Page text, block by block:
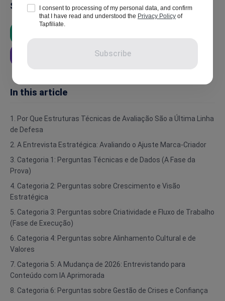
Summarise
In this article
1. Por Que Estruturas Técnicas de Avaliação São a Última Linha
de Defesa
2. A Entrevista Estratégica: Avaliando o Ajuste Marca-Criador
3. Categoria 1: Perguntas Técnicas e de Dados (A Fase da
Prova)
4. Categoria 2: Perguntas sobre Crescimento e Visão
Estratégica
5. Categoria 3: Perguntas sobre Criatividade e Fluxo de Trabalho
(Fase de Execução)
6. Categoria 4: Perguntas sobre Alinhamento Cultural e de
Valores
7. Categoria 5: A Mudança de 2026: Entrevistando para
Conteúdo com IA Aprimorada
8. Categoria 6: Perguntas sobre Gestão de Crises e Confiança
I consent to processing of my personal data, and confirm
that I have read and understood the Privacy Policy of
Tapfiliate.
Subscribe